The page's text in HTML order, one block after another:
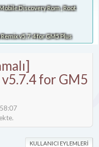
Discovery Rom , Root
v5.7.4 for GM5 Plus
for GM5
KULLANICI EYLEMLERI